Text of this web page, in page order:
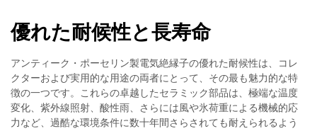
優れた耐候性と長寿命
アンティーク・ポーセリン製電気絶縁子の優れた耐候性は、コレ
クターおよび実用的な用途の両者にとって、その最も魅力的な特
徴の一つです。これらの卓越したセラミック部品は、極端な温度
変化、紫外線照射、酸性雨、さらには風や氷荷重による機械的応
力など、過酷な環境条件に数十年間さらされても耐えられるよう